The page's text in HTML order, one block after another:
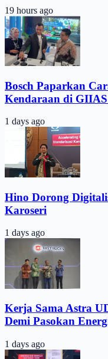
19 hours ago
Bosch Paparkan
Kendaraan di GIIAS
1 days ago
Hino Dorong
Karoseri
1 days ago
Kerja Sama Astra
Demi Pasokan
1 days ago